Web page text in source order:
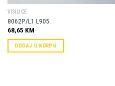
VISILICE
8062P/L1 L905
68,65 KM
DODAJ U KORPU